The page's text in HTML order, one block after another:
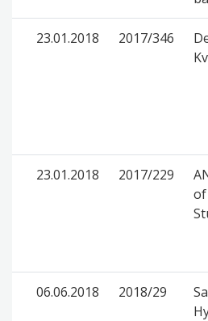
23.01.2018 2017/346
23.01.2018 2017/229
06.06.2018 2018/29